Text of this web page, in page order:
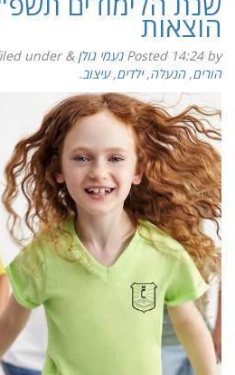
הוצאות
Posted 14:24by נעמי גולן &
filed under
הורים,הנעלה,ילדים,עיצוב.